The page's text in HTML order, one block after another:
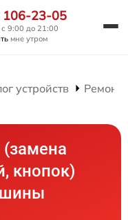
106-23-05
9:00 до 21:00
мне утром
устройств Ремонт
кнопок)